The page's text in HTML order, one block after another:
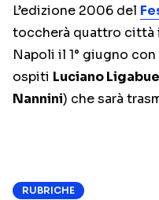
L’edizione 2006 del
toccherà quattro città
Napoli il 1° giugno
ospiti Luciano Ligabue
Nannini) che sarà
RUBRICHE